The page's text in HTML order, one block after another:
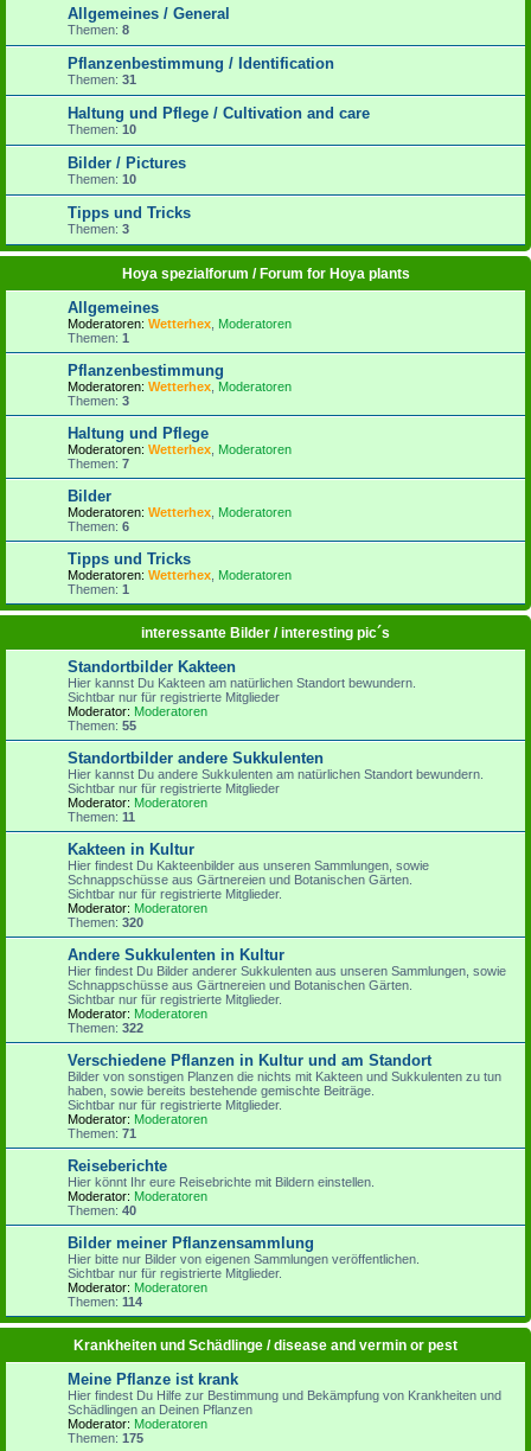
Allgemeines / General
Themen: 8
Pflanzenbestimmung / Identification
Themen: 31
Haltung und Pflege / Cultivation and care
Themen: 10
Bilder / Pictures
Themen: 10
Tipps und Tricks
Themen: 3
Hoya spezialforum / Forum for Hoya plants
Allgemeines
Moderatoren: Wetterhex Moderatoren
Themen: 1
Pflanzenbestimmung
Moderatoren: Wetterhex Moderatoren
Themen: 3
Haltung und Pflege
Moderatoren: Wetterhex Moderatoren
Themen: 7
Bilder
Moderatoren: Wetterhex Moderatoren
Themen: 6
Tipps und Tricks
Moderatoren: Wetterhex Moderatoren
Themen: 1
interessante Bilder / interesting pic´s
Standortbilder Kakteen
Hier kannst Du Kakteen am natürlichen Standort bewundern.
Sichtbar nur für registrierte Mitglieder
Moderator: Moderatoren
Themen: 55
Standortbilder andere Sukkulenten
Hier kannst Du andere Sukkulenten am natürlichen Standort bewundern.
Sichtbar nur für registrierte Mitglieder
Moderator: Moderatoren
Themen: 11
Kakteen in Kultur
Hier findest Du Kakteenbilder aus unseren Sammlungen, sowie
Schnappschüsse aus Gärtnereien und Botanischen Gärten.
Sichtbar nur für registrierte Mitglieder.
Moderator: Moderatoren
Themen: 320
Andere Sukkulenten in Kultur
Hier findest Du Bilder anderer Sukkulenten aus unseren Sammlungen, sowie
Schnappschüsse aus Gärtnereien und Botanischen Gärten.
Sichtbar nur für registrierte Mitglieder.
Moderator: Moderatoren
Themen: 322
Verschiedene Pflanzen in Kultur und am Standort
Bilder von sonstigen Planzen die nichts mit Kakteen und Sukkulenten zu tun
haben, sowie bereits bestehende gemischte Beiträge.
Sichtbar nur für registrierte Mitglieder.
Moderator: Moderatoren
Themen: 71
Reiseberichte
Hier könnt Ihr eure Reisebrichte mit Bildern einstellen.
Moderator: Moderatoren
Themen: 40
Bilder meiner Pflanzensammlung
Hier bitte nur Bilder von eigenen Sammlungen veröffentlichen.
Sichtbar nur für registrierte Mitglieder.
Moderator: Moderatoren
Themen: 114
Krankheiten und Schädlinge / disease and vermin or pest
Meine Pflanze ist krank
Hier findest Du Hilfe zur Bestimmung und Bekämpfung von Krankheiten und
Schädlingen an Deinen Pflanzen
Moderator: Moderatoren
Themen: 175